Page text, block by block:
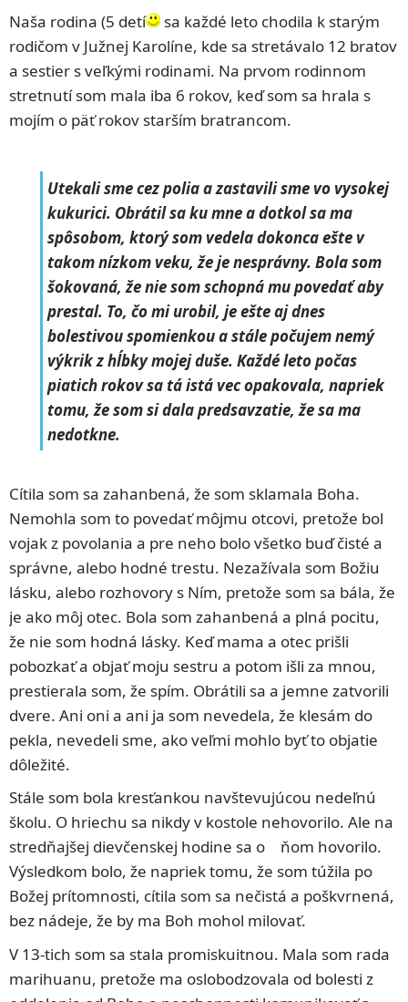
Naša rodina (5 detí
sa každé leto chodila k starým
rodičom v Južnej Karolíne, kde sa stretávalo 12 bratov
a sestier s veľkými rodinami. Na prvom rodinnom
stretnutí som mala iba 6 rokov, keď som sa hrala s
mojím o päť rokov starším bratrancom.
Utekali sme cez polia a zastavili sme vo vysokej
kukurici. Obrátil sa ku mne a dotkol sa ma
spôsobom, ktorý som vedela dokonca ešte v
takom nízkom veku, že je nesprávny. Bola som
šokovaná, že nie som schopná mu povedať aby
prestal. To, čo mi urobil, je ešte aj dnes
bolestivou spomienkou a stále počujem nemý
výkrik z hĺbky mojej duše. Každé leto počas
piatich rokov sa tá istá vec opakovala, napriek
tomu, že som si dala predsavzatie, že sa ma
nedotkne.
Cítila som sa zahanbená, že som sklamala Boha.
Nemohla som to povedať môjmu otcovi, pretože bol
vojak z povolania a pre neho bolo všetko buď čisté a
správne, alebo hodné trestu. Nezažívala som Božiu
lásku, alebo rozhovory s Ním, pretože som sa bála, že
je ako môj otec. Bola som zahanbená a plná pocitu,
že nie som hodná lásky. Keď mama a otec prišli
pobozkať a objať moju sestru a potom išli za mnou,
prestierala som, že spím. Obrátili sa a jemne zatvorili
dvere. Ani oni a ani ja som nevedela, že klesám do
pekla, nevedeli sme, ako veľmi mohlo byť to objatie
dôležité.
Stále som bola kresťankou navštevujúcou nedeľnú
školu. O hriechu sa nikdy v kostole nehovorilo. Ale na
stredňajšej dievčenskej hodine sa o ňom hovorilo.
Výsledkom bolo, že napriek tomu, že som túžila po
Božej prítomnosti, cítila som sa nečistá a poškvrnená,
bez nádeje, že by ma Boh mohol milovať.
V 13-tich som sa stala promiskuitnou. Mala som rada
marihuanu, pretože ma oslobodzovala od bolesti z